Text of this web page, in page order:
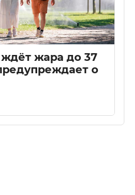
жара до 37
о